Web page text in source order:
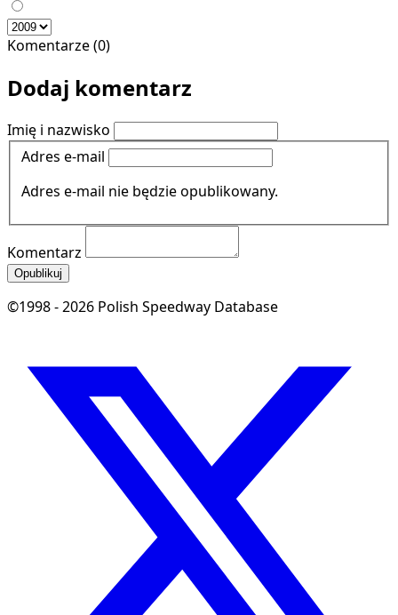
Komentarze (0)
Dodaj komentarz
Imię i nazwisko
Adres e-mail
Adres e-mail nie będzie opublikowany.
Komentarz
Opublikuj
©1998 - 2026 Polish Speedway Database